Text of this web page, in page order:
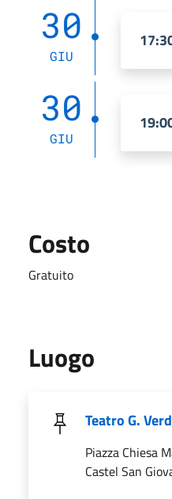
30
GIU
30
GIU
Costo
Gratuito
Luogo
Teatro G.
Piazza Chiesa
Castel San